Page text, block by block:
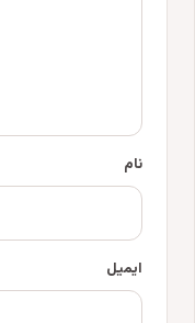
نام
ایمیل